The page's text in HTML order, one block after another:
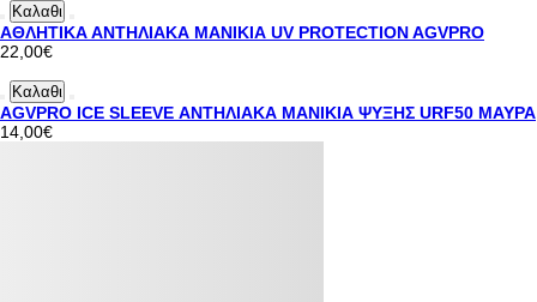
Καλαθι
ΑΘΛΗΤΙΚΑ ΑΝΤΗΛΙΑΚΑ ΜΑΝΙΚΙΑ UV PROTECTION AGVPRO
22,00€
Καλαθι
AGVPRO ICE SLEΕVE ΑΝΤΗΛΙΑΚΑ ΜΑΝΙΚΙΑ ΨΥΞΗΣ URF50 ΜΑΥΡΑ
14,00€